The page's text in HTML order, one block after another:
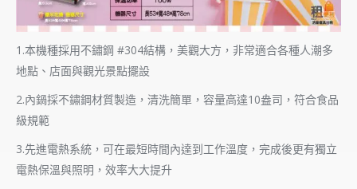
1.本機種採用不鏽鋼 #304結構，美觀大方，非常適合各種人潮多
地點、店面與觀光景點擺設
2.內鍋採不鏽鋼材質製造，清洗簡單，容量高達10盎司，符合食品
級規範
3.先進電熱系統，可在最短時間內達到工作溫度，完成後更有獨立
電熱保溫與照明，效率大大提升